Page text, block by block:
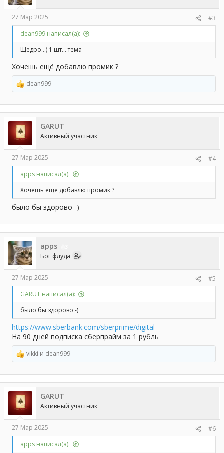
27 Мар 2025
#3
dean999 написал(а):
Щедро...) 1 шт... тема
Хочешь ещё добавлю промик ?
Р
е
а
к
ц
и
и
:
dean999
GARUT
Активный участник
27 Мар 2025
#4
apps написал(а):
Хочешь ещё добавлю промик ?
было бы здорово -)
apps
Бог флуда
27 Мар 2025
#5
GARUT написал(а):
было бы здорово -)
https://www.sberbank.com/sberprime/digital
На 90 дней подписка сберпрайм за 1 рубль
Р
е
а
к
ц
и
и
:
vikki и dean999
GARUT
Активный участник
27 Мар 2025
#6
apps написал(а):